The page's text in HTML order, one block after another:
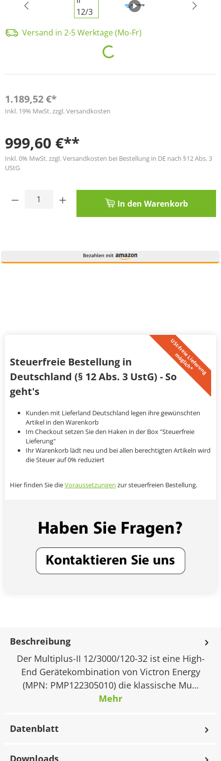
Versand in 2-5 Werktage (Mo-Fr)
Loading...
1.189,52 €*
Inkl. 19% MwSt. zzgl. Versandkosten
999,60 €**
Inkl. 0% MwSt. zzgl. Versandkosten bei Bestellung in DE nach §12 Abs. 3
UStG
Produkt Anzahl: Gib den gewünschten
In den Warenkorb
U
S
t
-
f
r
e
i
e
L
i
e
f
e
r
u
n
g
m
ö
g
l
i
c
h
*
Steuerfreie Bestellung in
Deutschland (§ 12 Abs. 3 UstG) - So
geht's
Kunden mit Lieferland Deutschland legen ihre gewünschten
Artikel in den Warenkorb
Im Checkout setzen Sie den Haken in der Box "Steuerfreie
Lieferung"
Ihr Warenkorb lädt neu und bei allen berechtigten Artikeln wird
die Steuer auf 0% reduziert
Hier finden Sie dieVoraussetzungen zur steuerfreien Bestellung.
Beschreibung
Der Multiplus-II 12/3000/120-32 ist eine High-
End Gerätekombination von Victron Energy
(MPN: PMP122305010) die klassische Mu…
Mehr
Datenblatt